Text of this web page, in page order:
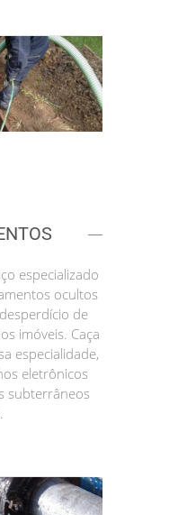
especializado
ocultos
de
imóveis. Caça
especialidade,
eletrônicos
subterrâneos